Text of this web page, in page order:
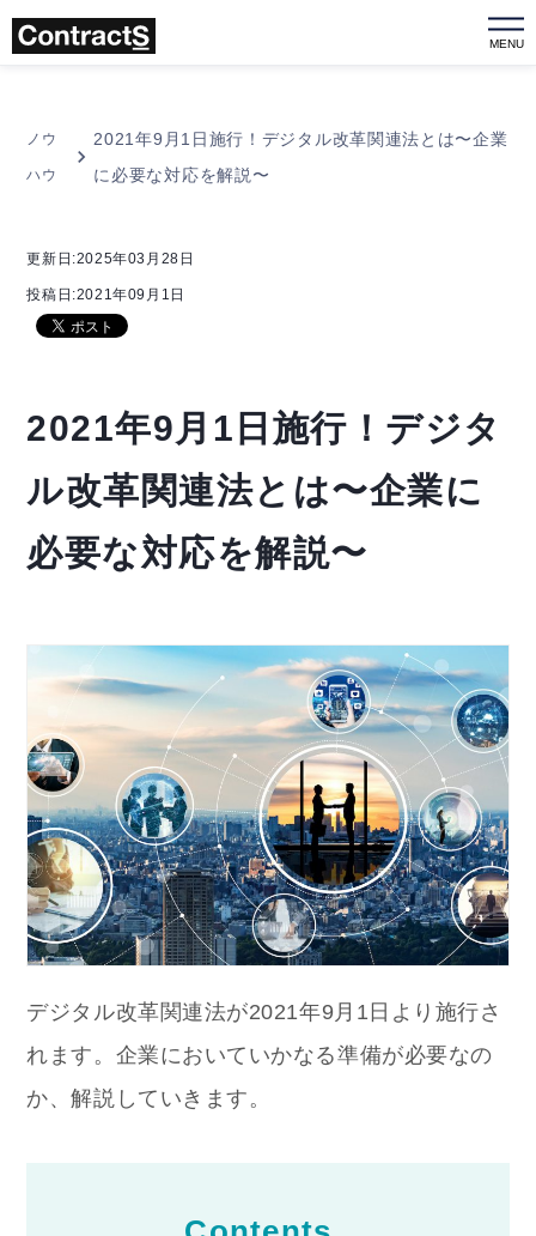
MENU
ノウ
ハウ
2021年9月1日施行！デジタル改革関連法とは〜企業
に必要な対応を解説〜
更新日:2025年03月28日
投稿日:2021年09月1日
2021年9月1日施行！デジタ
ル改革関連法とは〜企業に
必要な対応を解説〜
デジタル改革関連法が2021年9月1日より施行さ
れます。企業においていかなる準備が必要なの
か、解説していきます。